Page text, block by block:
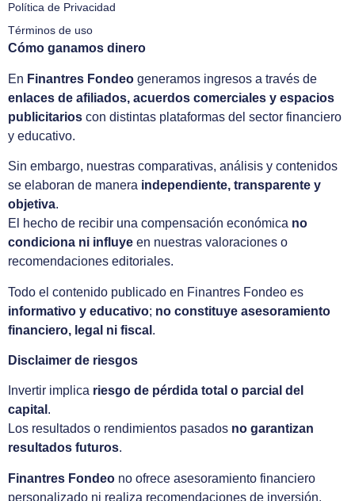
Política de Privacidad
Términos de uso
Cómo ganamos dinero
En Finantres Fondeo generamos ingresos a través de
enlaces de afiliados, acuerdos comerciales y espacios
publicitarios con distintas plataformas del sector financiero
y educativo.
Sin embargo, nuestras comparativas, análisis y contenidos
se elaboran de manera independiente, transparente y
objetiva.
El hecho de recibir una compensación económica no
condiciona ni influye en nuestras valoraciones o
recomendaciones editoriales.
Todo el contenido publicado en Finantres Fondeo es
informativo y educativo; no constituye asesoramiento
financiero, legal ni fiscal .
Disclaimer de riesgos
Invertir implica riesgo de pérdida total o parcial del
capital .
Los resultados o rendimientos pasados no garantizan
resultados futuros.
Finantres Fondeo no ofrece asesoramiento financiero
personalizado ni realiza recomendaciones de inversión.